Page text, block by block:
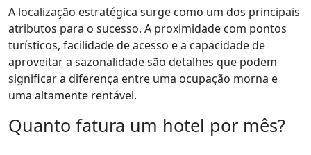
A localização estratégica surge como um dos principais
atributos para o sucesso. A proximidade com pontos
turísticos, facilidade de acesso e a capacidade de
aproveitar a sazonalidade são detalhes que podem
significar a diferença entre uma ocupação morna e
uma altamente rentável.
Quanto fatura um hotel por mês?